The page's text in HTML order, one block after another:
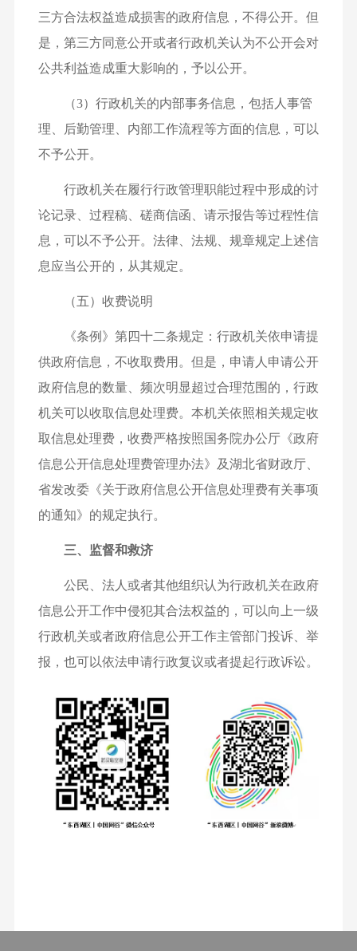
三方合法权益造成损害的政府信息，不得公开。但
是，第三方同意公开或者行政机关认为不公开会对
公共利益造成重大影响的，予以公开。
（3）行政机关的内部事务信息，包括人事管
理、后勤管理、内部工作流程等方面的信息，可以
不予公开。
行政机关在履行行政管理职能过程中形成的讨
论记录、过程稿、磋商信函、请示报告等过程性信
息，可以不予公开。法律、法规、规章规定上述信
息应当公开的，从其规定。
（五）收费说明
《条例》第四十二条规定：行政机关依申请提
供政府信息，不收取费用。但是，申请人申请公开
政府信息的数量、频次明显超过合理范围的，行政
机关可以收取信息处理费。本机关依照相关规定收
取信息处理费，收费严格按照国务院办公厅《政府
信息公开信息处理费管理办法》及湖北省财政厅、
省发改委《关于政府信息公开信息处理费有关事项
的通知》的规定执行。
三、监督和救济
公民、法人或者其他组织认为行政机关在政府
信息公开工作中侵犯其合法权益的，可以向上一级
行政机关或者政府信息公开工作主管部门投诉、举
报，也可以依法申请行政复议或者提起行政诉讼。